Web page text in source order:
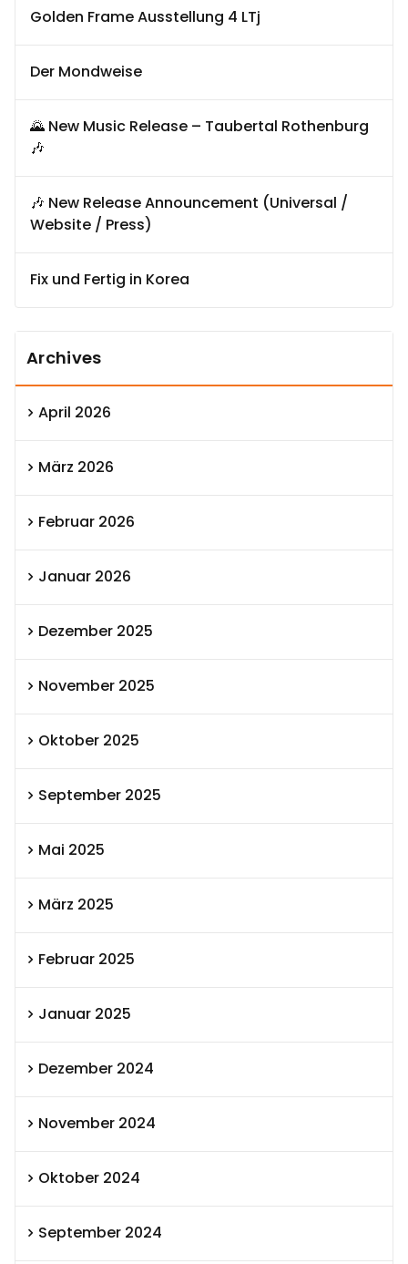
Golden Frame Ausstellung 4 LTj
Der Mondweise
🌄 New Music Release – Taubertal Rothenburg
🎶
🎶 New Release Announcement (Universal /
Website / Press)
Fix und Fertig in Korea
Archives
April 2026
März 2026
Februar 2026
Januar 2026
Dezember 2025
November 2025
Oktober 2025
September 2025
Mai 2025
März 2025
Februar 2025
Januar 2025
Dezember 2024
November 2024
Oktober 2024
September 2024